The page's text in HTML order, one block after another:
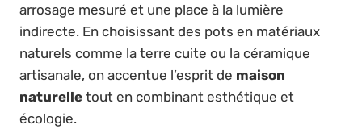
arrosage mesuré et une place à la lumière
indirecte. En choisissant des pots en matériaux
naturels comme la terre cuite ou la céramique
artisanale, on accentue l’esprit de maison
naturelle tout en combinant esthétique et
écologie.